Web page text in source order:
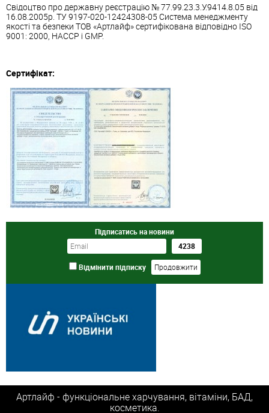
Свідоцтво про державну реєстрацію № 77.99.23.3.У.9414.8.05 від
16.08.2005р. ТУ 9197-020-12424308-05 Система менеджменту
якості та безпеки ТОВ «Артлайф» сертифікована відповідно ISО
9001: 2000, НАССР і GMP.
Сертифікат:
Підписатись на новини
Відмінити підписку
Артлайф - функціональне харчування, вітаміни, БАД,
косметика.